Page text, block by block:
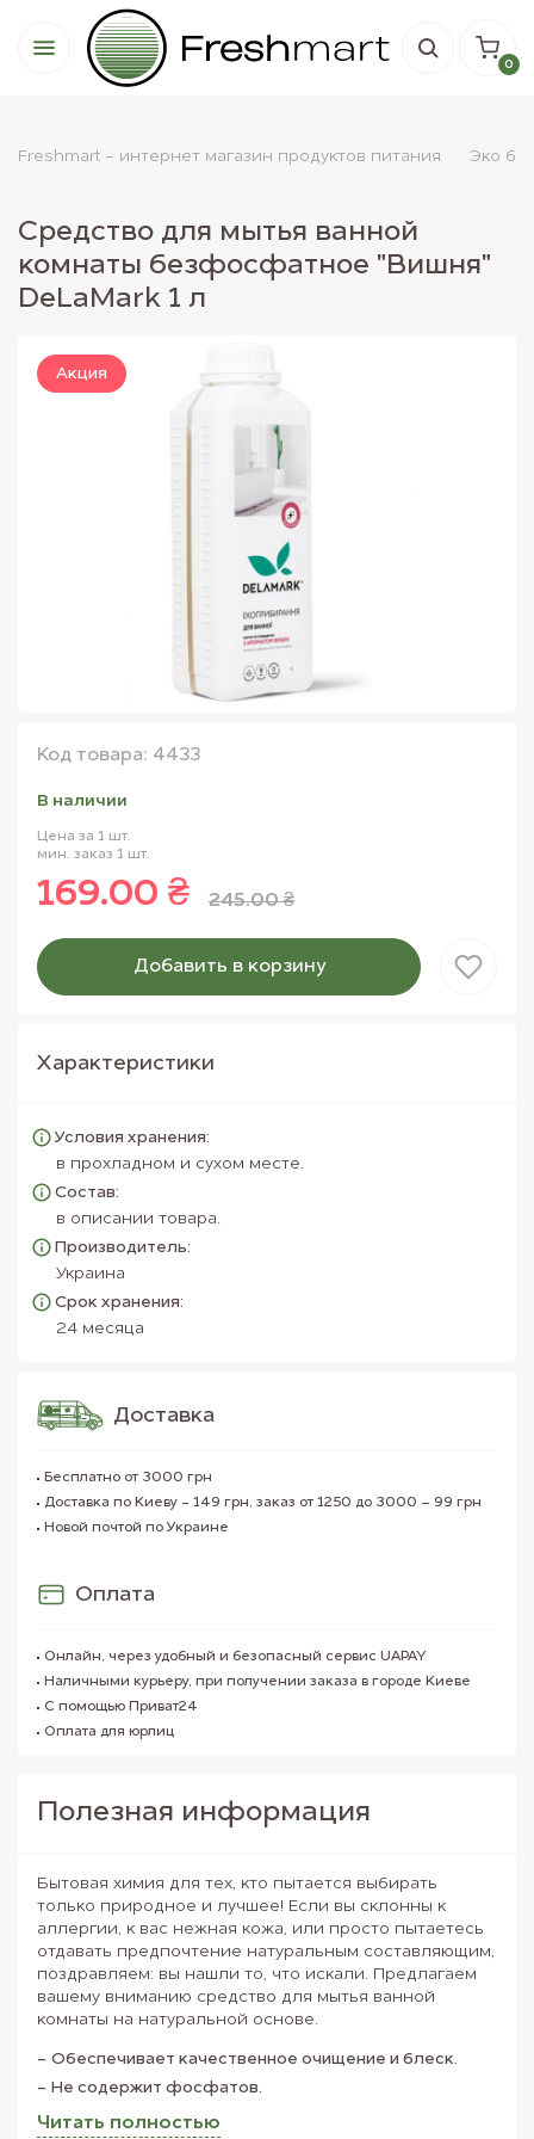
0
Freshmart - интернет магазин продуктов питания Эко
Средство для мытья ванной
комнаты безфосфатное "Вишня"
DeLaMark 1 л
Акция
Код товара: 4433
В наличии
Цена за 1 шт.
мин. заказ 1 шт.
245.00 ₴
169.00 ₴
Добавить в корзину
Товар добавлен в корзину
Характеристики
Условия хранения:
в прохладном и сухом месте.
Состав:
в описании товара.
Производитель:
Украина
Срок хранения:
24 месяца
Доставка
Бесплатно от 3000 грн
Доставка по Киеву - 149 грн, заказ от 1250 до 3000 – 99 грн
Новой почтой по Украине
Оплата
Онлайн, через удобный и безопасный сервис UAPAY
Наличными курьеру, при получении заказа в городе Киеве
С помощью Приват24
Оплата для юрлиц
Полезная информация
Читать полностью
Бытовая химия для тех, кто пытается выбирать
только природное и лучшее! Если вы склонны к
аллергии, к вас нежная кожа, или просто пытаетесь
отдавать предпочтение натуральным составляющим,
поздравляем: вы нашли то, что искали. Предлагаем
вашему вниманию средство для мытья ванной
комнаты на натуральной основе.
Обеспечивает качественное очищение и блеск.
Не содержит фосфатов.